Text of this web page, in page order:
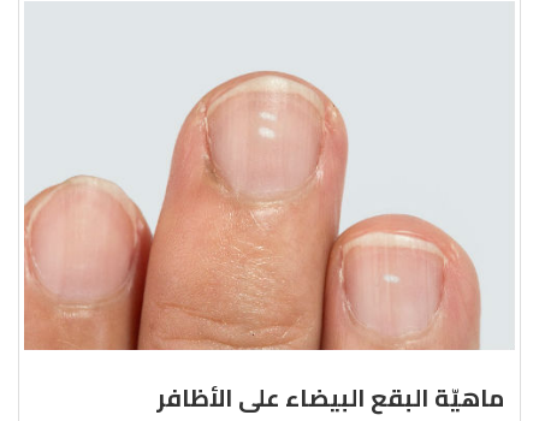
ماهيّة البقع البيضاء على الأظافر